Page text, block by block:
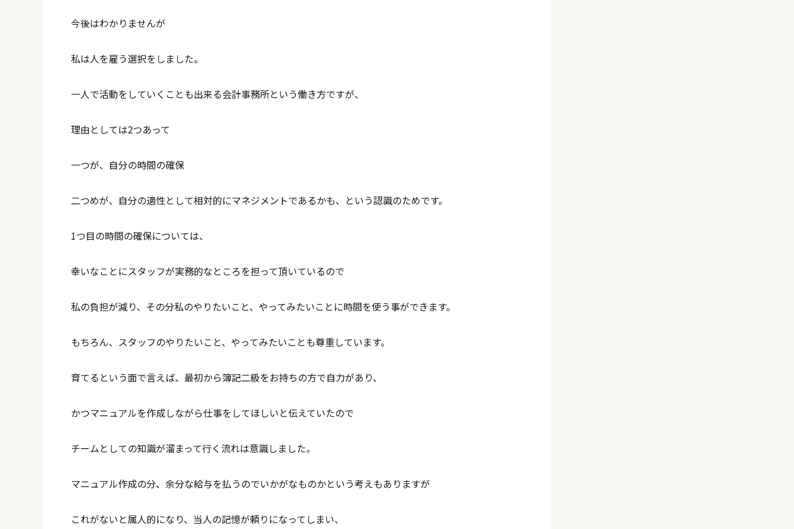
今後はわかりませんが
私は人を雇う選択をしました。
一人で活動をしていくことも出来る会計事務所という働き方ですが、
理由としては2つあって
一つが、自分の時間の確保
二つめが、自分の適性として相対的にマネジメントであるかも、という認識のためです。
1つ目の時間の確保については、
幸いなことにスタッフが実務的なところを担って頂いているので
私の負担が減り、その分私のやりたいこと、やってみたいことに時間を使う事ができます。
もちろん、スタッフのやりたいこと、やってみたいことも尊重しています。
育てるという面で言えば、最初から簿記二級をお持ちの方で自力があり、
かつマニュアルを作成しながら仕事をしてほしいと伝えていたので
チームとしての知識が溜まって行く流れは意識しました。
マニュアル作成の分、余分な給与を払うのでいかがなものかという考えもありますが
これがないと属人的になり、当人の記憶が頼りになってしまい、